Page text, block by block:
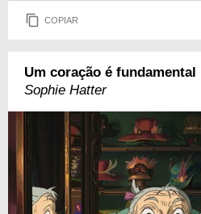
COPIAR
Um coração é fundamental
Sophie Hatter